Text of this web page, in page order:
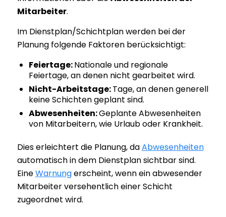
Mitarbeiter.
Im Dienstplan/Schichtplan werden bei der
Planung folgende Faktoren berücksichtigt:
Feiertage:Nationale und regionale
Feiertage, an denen nicht gearbeitet wird.
Nicht-Arbeitstage:Tage, an denen generell
keine Schichten geplant sind.
Abwesenheiten:Geplante Abwesenheiten
von Mitarbeitern, wie Urlaub oder Krankheit.
Dies erleichtert die Planung, daAbwesenheiten
automatisch in dem Dienstplan sichtbar sind.
EineWarnungerscheint, wenn ein abwesender
Mitarbeiter versehentlich einer Schicht
zugeordnet wird.